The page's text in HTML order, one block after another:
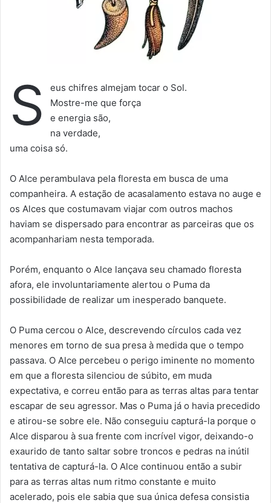
S
eus chifres almejam tocar o Sol.
Mostre-me que força
e energia são,
na verdade,
uma coisa só.
O Alce perambulava pela floresta em busca de uma
companheira. A estação de acasalamento estava no auge e
os Alces que costumavam viajar com outros machos
haviam se dispersado para encontrar as parceiras que os
acompanhariam nesta temporada.
Porém, enquanto o Alce lançava seu chamado floresta
afora, ele involuntariamente alertou o Puma da
possibilidade de realizar um inesperado banquete.
O Puma cercou o Alce, descrevendo círculos cada vez
menores em torno de sua presa à medida que o tempo
passava. O Alce percebeu o perigo iminente no momento
em que a floresta silenciou de súbito, em muda
expectativa, e correu então para as terras altas para tentar
escapar de seu agressor. Mas o Puma já o havia precedido
e atirou-se sobre ele. Não conseguiu capturá-la porque o
Alce disparou à sua frente com incrível vigor, deixando-o
exaurido de tanto saltar sobre troncos e pedras na inútil
tentativa de capturá-la. O Alce continuou então a subir
para as terras altas num ritmo constante e muito
acelerado, pois ele sabia que sua única defesa consistia